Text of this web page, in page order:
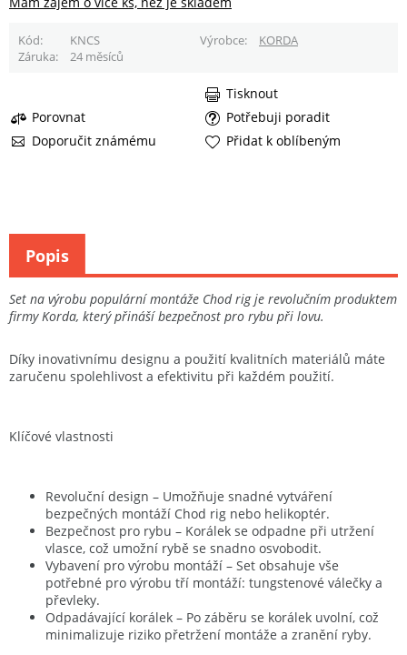
Kód KNCS Výrobce
KORDA
Záruka
24 měsíců
Porovnat
Potřebuji poradit
Doporučit známému
Tisknout
Přidat k oblíbeným
Set na výrobu populární montáže Chod rig je revolučním produktem
firmy Korda, který přináší bezpečnost pro rybu při lovu.
Díky inovativnímu designu a použití kvalitních materiálů máte
zaručenu spolehlivost a efektivitu při každém použití.
Klíčové vlastnosti
Revoluční design – Umožňuje snadné vytváření
bezpečných montáží Chod rig nebo helikoptér.
Bezpečnost pro rybu – Korálek se odpadne při utržení
vlasce, což umožní rybě se snadno osvobodit.
Vybavení pro výrobu montáží – Set obsahuje vše
potřebné pro výrobu tří montáží: tungstenové válečky a
převleky.
Odpadávající korálek – Po záběru se korálek uvolní, což
minimalizuje riziko přetržení montáže a zranění ryby.
Popis